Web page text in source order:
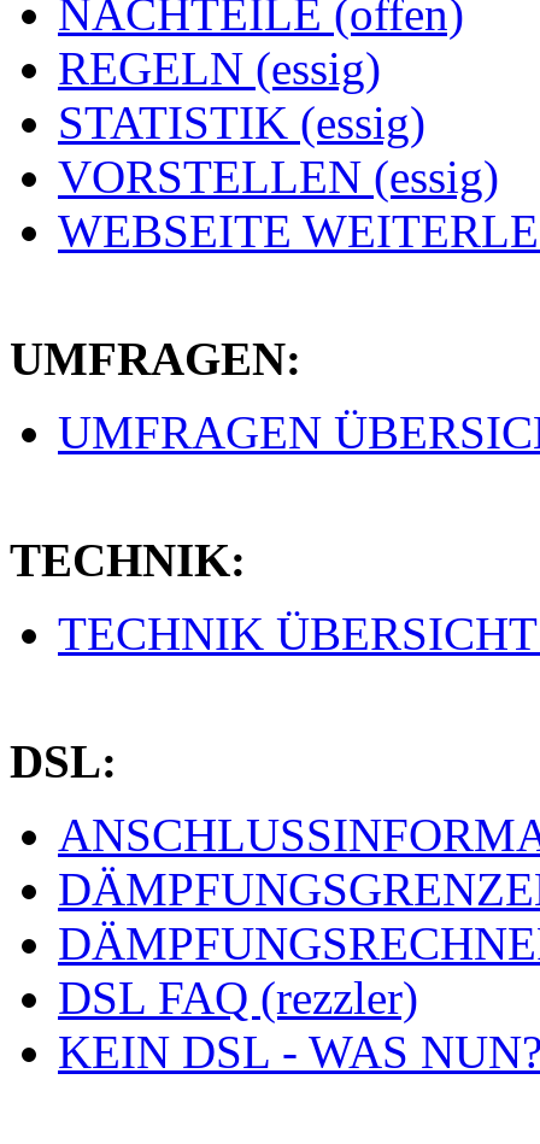
NACHTEILE (offen)
REGELN (essig)
STATISTIK (essig)
VORSTELLEN (essig)
WEBSEITE
UMFRAGEN:
UMFRAGEN
TECHNIK:
TECHNIK ÜBERSICHT
DSL:
DSL FAQ (rezzler)
KEIN DSL - WAS